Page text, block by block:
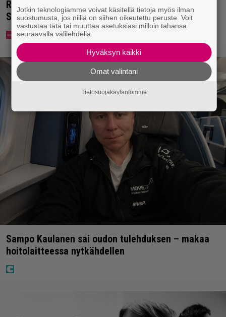
Renny Harlinin perhe vietti unelmien kesän
Suomessa
Sampo Kaulanen sai oudon tulehduksen – makaa
hoitolaitteessa nytkähdellen
Jotkin teknologiamme voivat käsitellä tietoja myös ilman
suostumusta, jos niillä on siihen oikeutettu peruste. Voit
vastustaa tätä tai muuttaa asetuksiasi milloin tahansa
seuraavalla välilehdellä.
Hyväksyn kaikki
Omat valintani
Tietosuojakäytäntömme